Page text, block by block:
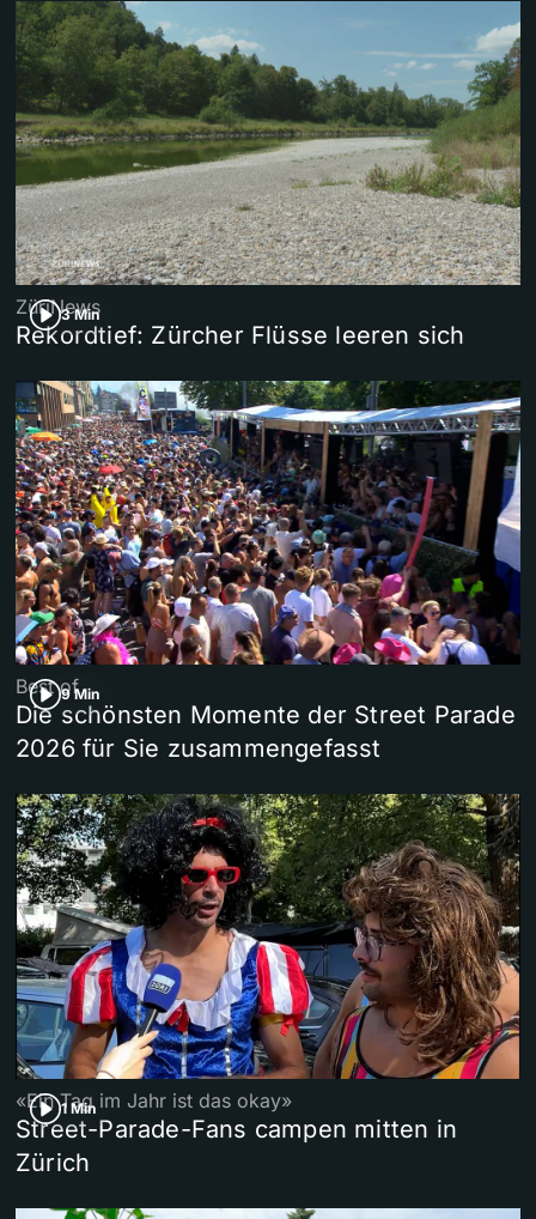
3 Min
ZüriNews
Rekordtief: Zürcher Flüsse leeren sich
9 Min
Best of
Die schönsten Momente der Street Parade
2026 für Sie zusammengefasst
1 Min
«Ein Tag im Jahr ist das okay»
Street-Parade-Fans campen mitten in
Zürich